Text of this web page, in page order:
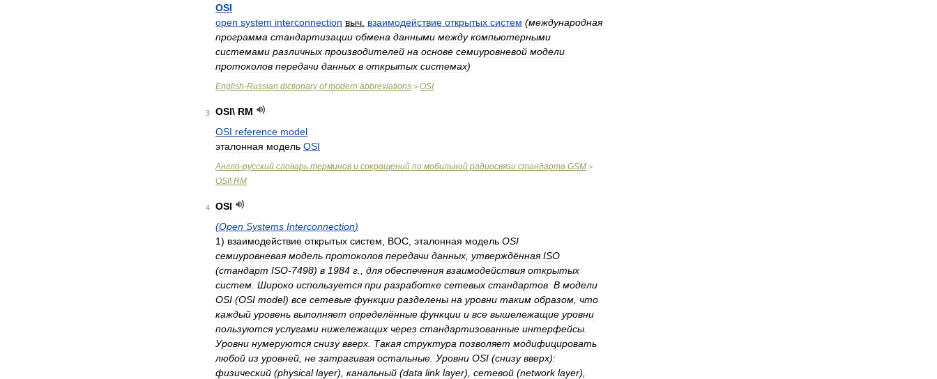
OSI
open system interconnection выч взаимодействие открытых систем (международная
программа стандартизации обмена данными между компьютерными
системами различных производителей на основе семиуровневой модели
протоколов передачи данных в открытых системах)
English-Russian dictionary of modern abbreviations > OSI
3 OSI\ RM
OSI reference model
эталонная модель OSI
Англо-русский cловарь терминов и сокращений по мобильной радиосвязи стандарта GSM >
OSI\ RM
4
OSI
(Open Systems Interconnection)
1) взаимодействие открытых систем ВОС эталонная модель OSI
семиуровневая модель протоколов передачи данных утверждённая ISO
(стандарт ISO-7498) в 1984 г для обеспечения взаимодействия открытых
систем Широко используется при разработке сетевых стандартов В модели
OSI (OSI model) все сетевые функции разделены на уровни таким образом что
каждый уровень выполняет определённые функции и все вышележащие уровни
пользуются услугами нижележащих через стандартизованные интерфейсы
Уровни нумеруются снизу вверх Такая структура позволяет модифицировать
любой из уровней не затрагивая остальные Уровни OSI (снизу вверх):
физический (physical layer), канальный (data link layer), сетевой (network layer),